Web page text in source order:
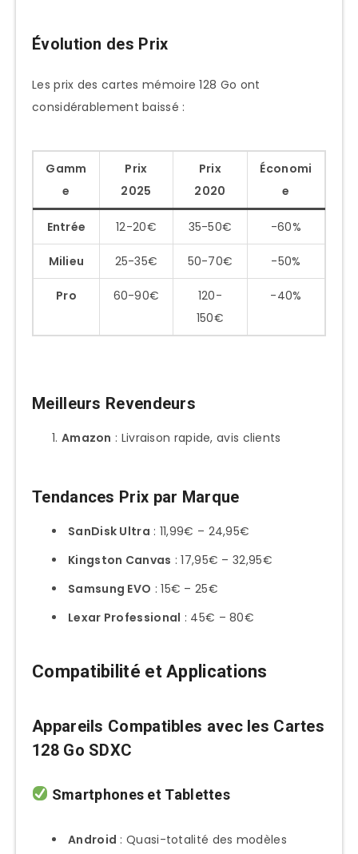
Évolution des Prix
Les prix des cartes mémoire 128 Go ont
considérablement baissé :
Gamm
e
Prix
2025
Prix
2020
Économi
e
Entrée 12-20€ 35-50€ -60%
Milieu 25-35€ 50-70€ -50%
Pro 60-90€
120-
150€
-40%
Meilleurs Revendeurs
Amazon : Livraison rapide, avis clients
Tendances Prix par Marque
SanDisk Ultra : 11,99€ – 24,95€
Kingston Canvas : 17,95€ – 32,95€
Samsung EVO : 15€ – 25€
Lexar Professional : 45€ – 80€
Compatibilité et Applications
Appareils Compatibles avec les Cartes
128 Go SDXC
Smartphones et Tablettes
Android : Quasi-totalité des modèles